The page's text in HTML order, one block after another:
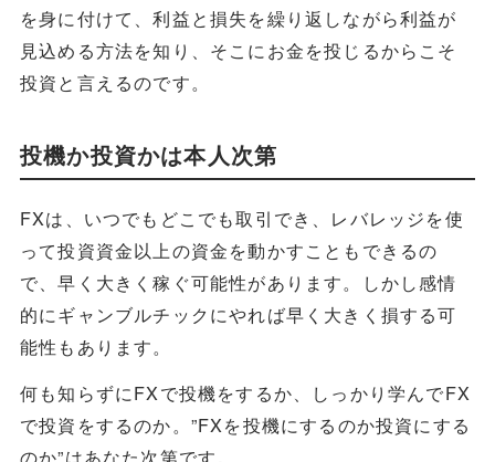
を身に付けて、利益と損失を繰り返しながら利益が
見込める方法を知り、そこにお金を投じるからこそ
投資と言えるのです。
投機か投資かは本人次第
FXは、いつでもどこでも取引でき、レバレッジを使
って投資資金以上の資金を動かすこともできるの
で、早く大きく稼ぐ可能性があります。しかし感情
的にギャンブルチックにやれば早く大きく損する可
能性もあります。
何も知らずにFXで投機をするか、しっかり学んでFX
で投資をするのか。”FXを投機にするのか投資にする
のか”はあなた次第です。